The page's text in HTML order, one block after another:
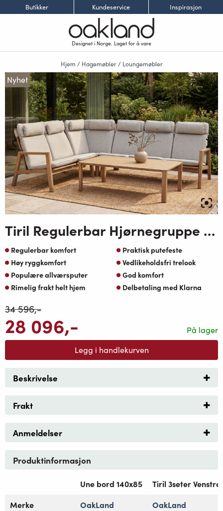
Butikker Kundeservice Inspirasjon
Designet i Norge. Laget for å vare
Hjem / Hagemøbler/ Loungemøbler
Nyhet
Tiril Regulerbar Hjørnegruppe 2+3 med Une Loungebord OakShield Aluminium Greige Oaktekstil pute
Regulerbar komfort
Praktisk putefeste
Høy ryggkomfort
Vedlikeholdsfri trelook
Populære allværsputer
God komfort
Rimelig frakt helt hjem
Delbetaling med Klarna
På lager
34 596,-
28 096,-
Legg i handlekurven
Beskrivelse
Frakt
Anmeldelser
Produktinformasjon
Une bord 140x85
Tiril 3seter
Merke
OakLand
OakLand